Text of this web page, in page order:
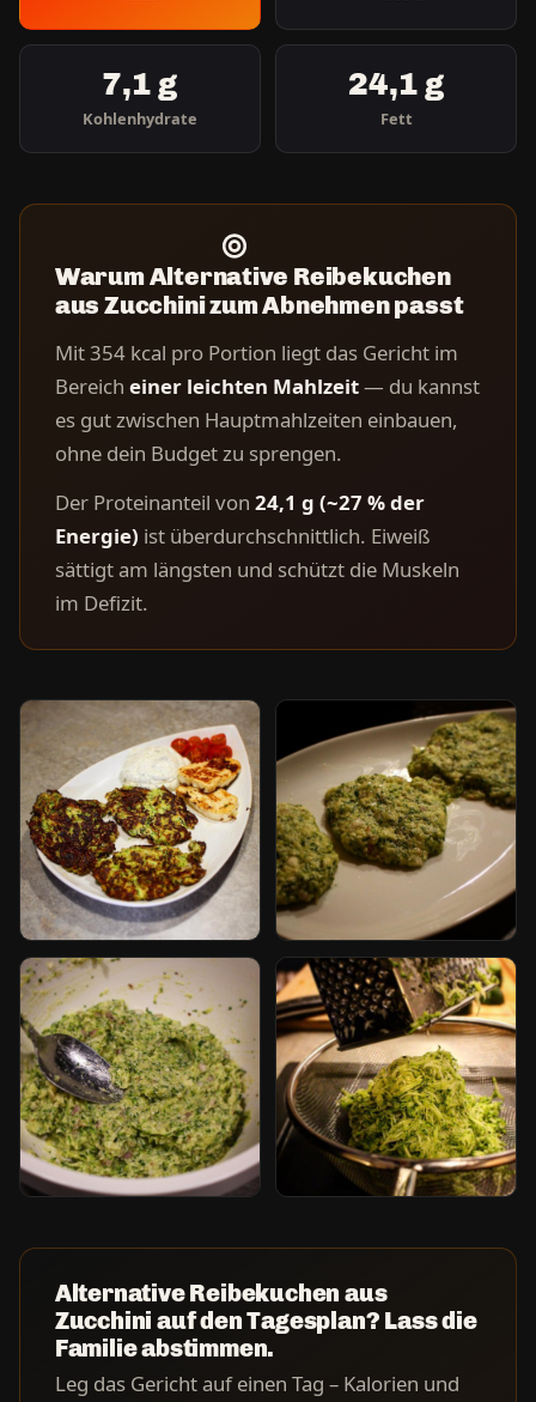
7,1 g
Kohlenhydrate
24,1 g
Fett
Warum Alternative Reibekuchen
aus Zucchini zum Abnehmen passt
Mit 354 kcal pro Portion liegt das Gericht im
Bereich einer leichten Mahlzeit— du kannst
es gut zwischen Hauptmahlzeiten einbauen,
ohne dein Budget zu sprengen.
Der Proteinanteil von 24,1 g (~27 % der
Energie) ist überdurchschnittlich. Eiweiß
sättigt am längsten und schützt die Muskeln
im Defizit.
Alternative Reibekuchen aus
Zucchini auf den Tagesplan? Lass die
Familie abstimmen.
Leg das Gericht auf einen Tag – Kalorien und